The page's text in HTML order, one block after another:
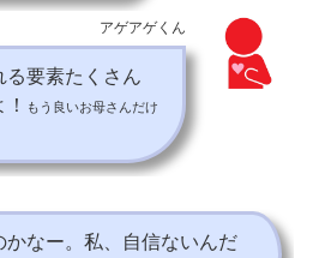
アゲアゲくん
る要素たくさん
もう良いお母さんだけ
かなー。私、自信ないんだ